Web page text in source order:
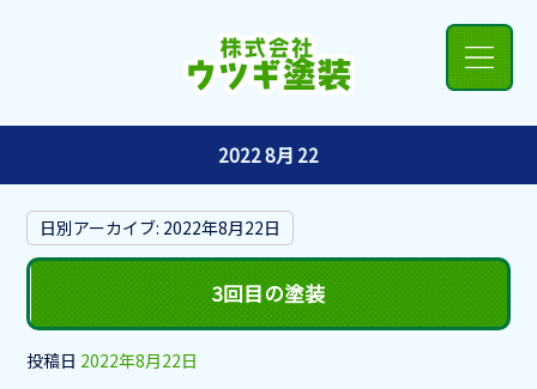
2022 8月 22
日別アーカイブ: 2022年8月22日
3回目の塗装
投稿日 2022年8月22日